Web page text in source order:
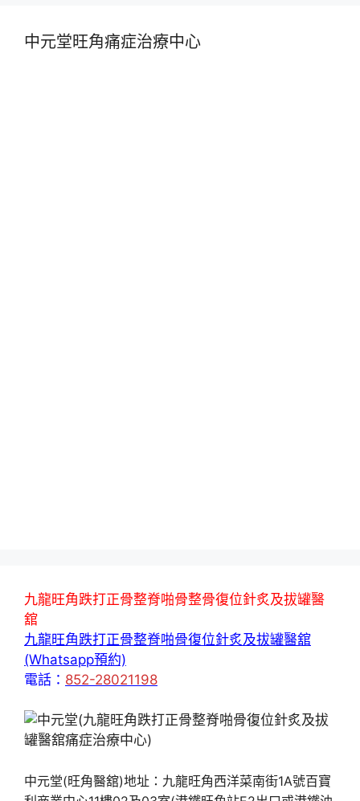
中元堂旺角痛症治療中心
九龍旺角跌打正骨整脊啪骨整骨復位針炙及拔罐醫
舘
九龍旺角跌打正骨整脊啪骨復位針炙及拔罐醫舘
(Whatsapp預約)
電話： 852-28021198
中元堂(旺角醫舘)地址：九龍旺角西洋菜南街1A號百寶